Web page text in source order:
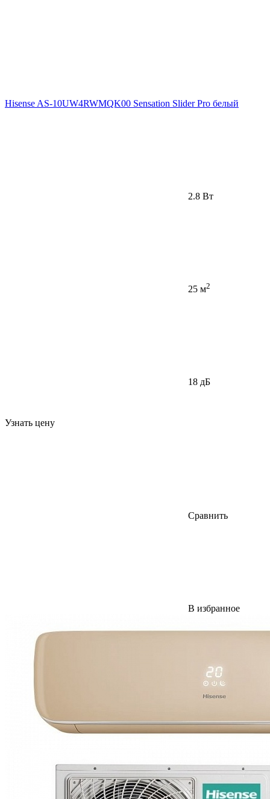
Hisense AS-10UW4RWMQK00 Sensation Slider Pro белый
2.8 Вт
25 м2
18 дБ
Узнать цену
Сравнить
В избранное